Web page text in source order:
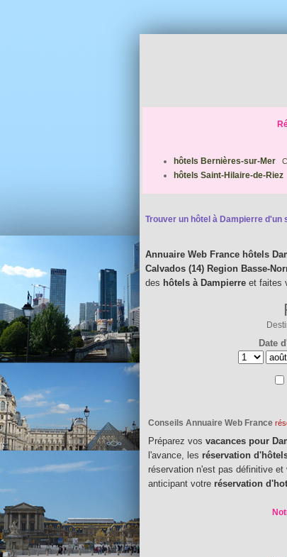
hôtels Bernières-sur-Mer
hôtels Saint-Hilaire-de-Riez
Trouver un hôtel à Dampierre d'un
Annuaire Web France hôtels
Calvados (14) Region Basse-
des hôtels à Dampierre et faites
Date
Conseils Annuaire Web France
Préparez vos vacances pour
l'avance, les réservation
réservation n'est pas définitive
anticipant votre réservation